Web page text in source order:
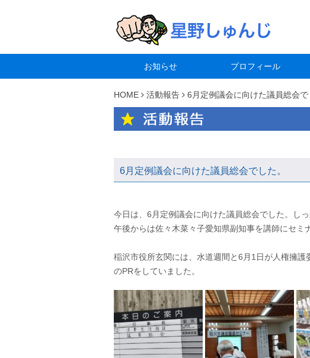
お知らせ プロフィール
HOME 活動報告 6月定例議会に向けた議員総会で
6月定例議会に向けた議員総会でした。
今日は、6月定例議会に向けた議員総会でした。し
午後からは佐々木菜々子愛知県副知事を講師にセミ
稲沢市役所玄関には、水道週間と6月1日が人権擁
のPRをしていました。